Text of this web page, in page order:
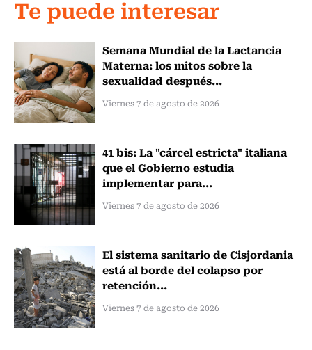
Te puede interesar
Semana Mundial de la Lactancia
Materna: los mitos sobre la
sexualidad después...
Viernes 7 de agosto de 2026
41 bis: La "cárcel estricta" italiana
que el Gobierno estudia
implementar para...
Viernes 7 de agosto de 2026
El sistema sanitario de Cisjordania
está al borde del colapso por
retención...
Viernes 7 de agosto de 2026